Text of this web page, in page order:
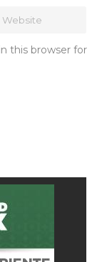
this browser for